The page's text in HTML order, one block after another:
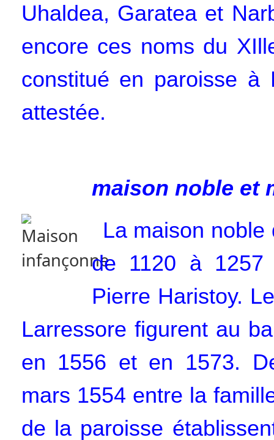
Uhaldea, Garatea et
encore ces noms du
constitué en paroisse à
attestée.
maison noble et
La maison
de 1120 à 1257
Pierre Haristoy.
Larressore figurent au
en 1556 et en 1573.
mars 1554 entre la
de la paroisse